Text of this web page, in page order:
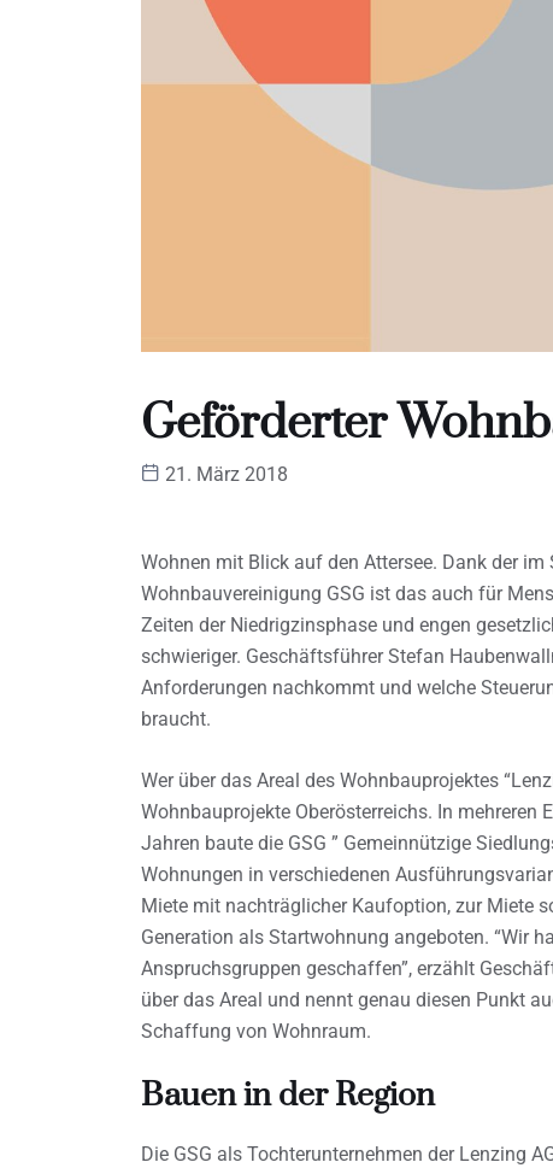
Geförderter
21. März 2018
Wohnen mit Blick auf den Attersee. Dank der
Wohnbauvereinigung GSG ist das auch für
Zeiten der Niedrigzinsphase und engen
schwieriger. Geschäftsführer Stefan
Anforderungen nachkommt und welche
braucht.
Wer über das Areal des Wohnbauprojektes
Wohnbauprojekte Oberösterreichs. In mehreren
Jahren baute die GSG ” Gemeinnützige
Wohnungen in verschiedenen
Miete mit nachträglicher Kaufoption, zur Miete
Generation als Startwohnung angeboten. “Wir
Anspruchsgruppen geschaffen”, erzählt
über das Areal und nennt genau diesen Punkt
Schaffung von Wohnraum.
Bauen in der Region
Die GSG als Tochterunternehmen der Lenzing